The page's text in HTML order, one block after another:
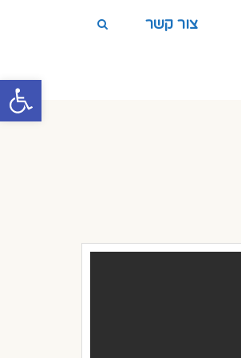
פתח
צור קשר